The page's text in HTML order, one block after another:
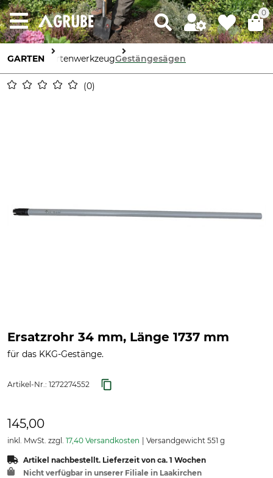
0
GARTEN GartenwerkzeugGestängesägen
0
Ersatzrohr 34 mm, Länge 1737 mm
für das KKG-Gestänge.
Artikel-Nr.: 1272274552
145,00
inkl. MwSt. zzgl. 17,40 Versandkosten Versandgewicht 551 g
Artikel nachbestellt. Lieferzeit von ca. 1 Wochen
Nicht verfügbar in unserer Filiale in Laakirchen